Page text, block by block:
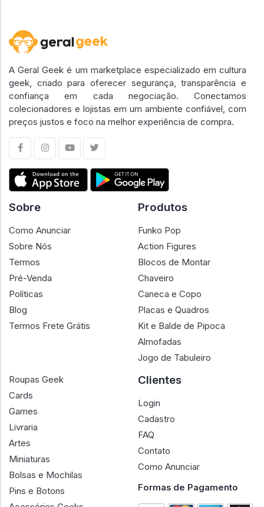
A Geral Geek é um marketplace especializado em cultura
geek, criado para oferecer segurança, transparência e
confiança em cada negociação. Conectamos
colecionadores e lojistas em um ambiente confiável, com
preços justos e foco na melhor experiência de compra.
Sobre
Como Anunciar
Sobre Nós
Termos
Pré-Venda
Políticas
Blog
Termos Frete Grátis
Produtos
Funko Pop
Action Figures
Blocos de Montar
Chaveiro
Caneca e Copo
Placas e Quadros
Kit e Balde de Pipoca
Almofadas
Jogo de Tabuleiro
Roupas Geek
Cards
Games
Livraria
Artes
Miniaturas
Bolsas e Mochilas
Pins e Botons
Clientes
Login
Cadastro
FAQ
Contato
Como Anunciar
Formas de Pagamento